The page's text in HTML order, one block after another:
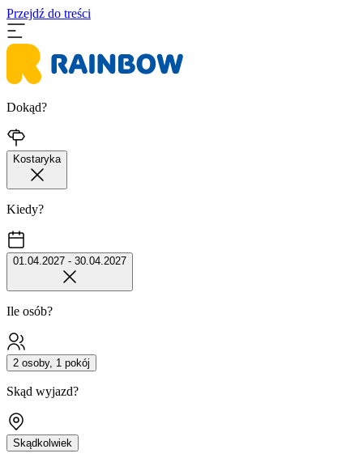
Przejdź do treści
Dokąd?
Kostaryka
Kiedy?
01.04.2027 - 30.04.2027
Ile osób?
2 osoby, 1 pokój
Skąd wyjazd?
Skądkolwiek